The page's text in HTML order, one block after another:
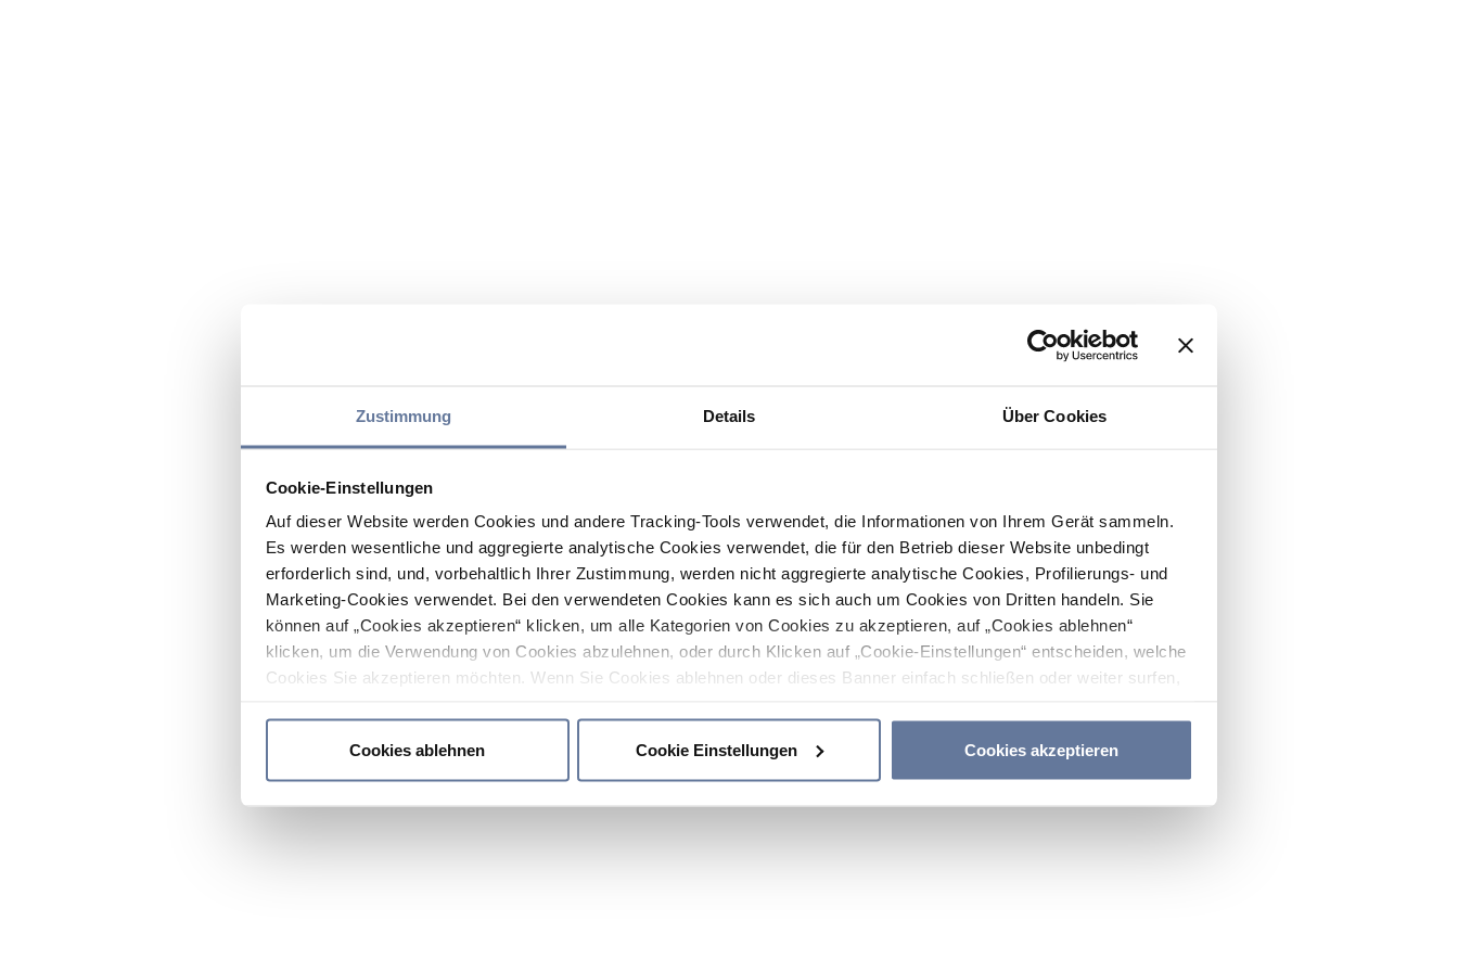
Zustimmung Details Über Cookies
Cookie-Einstellungen
Auf dieser Website werden Cookies und andere Tracking-Tools verwendet, die Informationen von Ihrem Gerät sammeln.
Es werden wesentliche und aggregierte analytische Cookies verwendet, die für den Betrieb dieser Website unbedingt
erforderlich sind, und, vorbehaltlich Ihrer Zustimmung, werden nicht aggregierte analytische Cookies, Profilierungs- und
Marketing-Cookies verwendet. Bei den verwendeten Cookies kann es sich auch um Cookies von Dritten handeln. Sie
können auf „Cookies akzeptieren“ klicken, um alle Kategorien von Cookies zu akzeptieren, auf „Cookies ablehnen“
klicken, um die Verwendung von Cookies abzulehnen, oder durch Klicken auf „Cookie-Einstellungen“ entscheiden, welche
Cookies Sie akzeptieren möchten. Wenn Sie Cookies ablehnen oder dieses Banner einfach schließen oder weiter surfen,
Cookies ablehnen
Cookie Einstellungen Cookies akzeptieren